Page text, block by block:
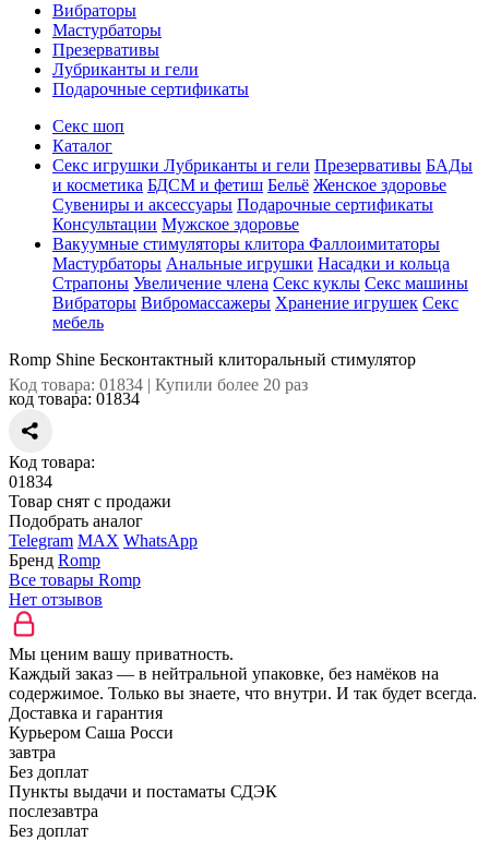
Вибраторы
Мастурбаторы
Презервативы
Лубриканты и гели
Подарочные сертификаты
Секс шоп
Каталог
Секс игрушки Лубриканты и гели Презервативы БАДы
и косметика БДСМ и фетиш Бельё Женское здоровье
Сувениры и аксессуары Подарочные сертификаты
Консультации Мужское здоровье
Вакуумные стимуляторы клитора Фаллоимитаторы
Мастурбаторы Анальные игрушки Насадки и кольца
Страпоны Увеличение члена Секс куклы Секс машины
Вибраторы Вибромассажеры Хранение игрушек Секс
мебель
Romp Shine Бесконтактный клиторальный стимулятор
Код товара: 01834 | Купили более 20 раз
код товара: 01834
Код товара:
01834
Товар снят с продажи
Подобрать аналог
Telegram MAX WhatsApp
Бренд Romp
Все товары Romp
Нет отзывов
Мы ценим вашу приватность.
Каждый заказ — в нейтральной упаковке, без намёков на
содержимое. Только вы знаете, что внутри. И так будет всегда.
Доставка и гарантия
Курьером Саша Росси
завтра
Без доплат
Пункты выдачи и постаматы СДЭК
послезавтра
Без доплат